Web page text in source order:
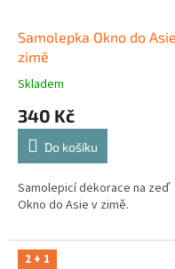
Samolepka Okno do
zimě
Skladem
340 Kč
Do košíku
Samolepicí dekorace na zeď
Okno do Asie v zimě.
2 + 1